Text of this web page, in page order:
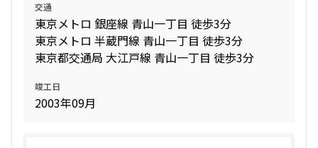
交通
東京メトロ 銀座線 青山一丁目 徒歩3分
東京メトロ 半蔵門線 青山一丁目 徒歩3分
東京都交通局 大江戸線 青山一丁目 徒歩3分
竣工日
2003年09月